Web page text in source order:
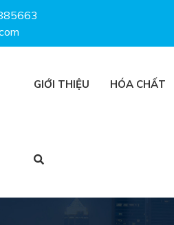
GIỚI THIỆU HÓA CHẤT